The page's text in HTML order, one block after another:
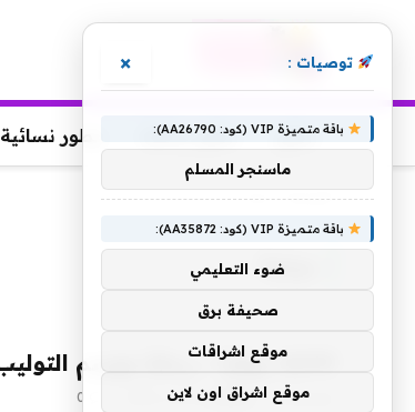
عطور عطور رجالية عطور نسائية
الرئيسية »بزيارة
بزيارة
4099 دولارًا – رحلة موسم التوليب: قم بزيارة هولندا وبلجيكا
بواسطة yaraa 23 ديسمبر، 2025 0
توصيات : ×
باقة متميزة VIP (كود: AA26790):
ماسنجر المسلم
باقة متميزة VIP (كود: AA35872):
ضوء التعليمي
صحيفة برق
موقع اشراقات
موقع اشراق اون لاين